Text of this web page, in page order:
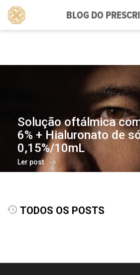
BLOG DO
Pesquisar
por:
Solução oftálmica
6% + Hialuronato de
0,15%/10mL
Ler post
TODOS OS POSTS